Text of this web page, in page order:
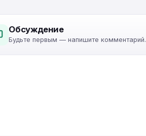
Обсуждение
Будьте первым — напишите комментарий.